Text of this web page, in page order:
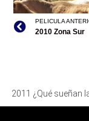
¿QUÉ
PELICULA
2010 Zona Sur
2011 ¿Qué sueñan